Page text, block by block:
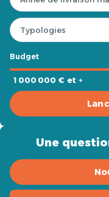
Budget
1 000 000 € et +
Une